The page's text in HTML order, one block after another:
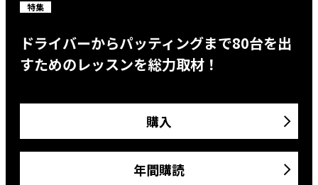
特集
ドライバーからパッティングまで80台を出
すためのレッスンを総力取材！
購入
年間購読